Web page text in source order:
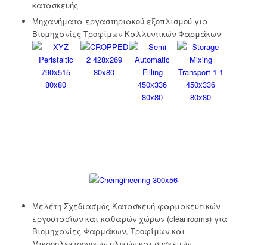
κατασκευής
Μηχανήματα εργαστηριακού εξοπλισμού για
Βιομηχανίες Τροφίμων-Καλλυντικών-Φαρμάκων
Μελέτη-Σχεδιασμός-Κατασκευή φαρμακευτικών
εργοστασίων και καθαρών χώρων (cleanrooms) για
Βιομηχανίες Φαρμάκων, Τροφίμων και